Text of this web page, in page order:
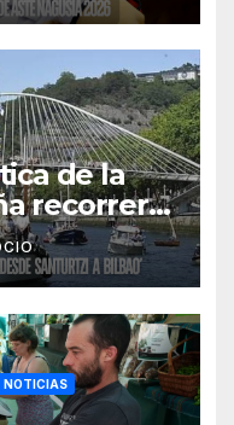
de la
recorrerá
con siete
NOTICIAS